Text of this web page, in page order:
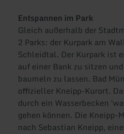
Entspannen im Park
Gleich außerhalb der
2 Parks: der Kurpark am
Schleidtal. Der Kurpark ist
auf einer Bank zu sitzen
baumeln zu lassen. Bad
offizieller Kneipp-Kurort.
durch ein Wasserbecken
gehen können. Die Kneipp-
nach Sebastian Kneipp,